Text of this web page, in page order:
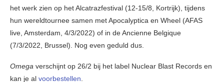
het werk zien op het Alcatrazfestival (12-15/8, Kortrijk), tijdens
hun wereldtournee samen met Apocalyptica en Wheel (AFAS
live, Amsterdam, 4/3/2022) of in de Ancienne Belgique
(7/3/2022, Brussel). Nog even geduld dus.
Omega verschijnt op 26/2 bij het label Nuclear Blast Records en
kan je al voorbestellen